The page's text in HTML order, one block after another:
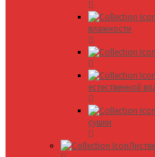
влажности
естественной
сушки